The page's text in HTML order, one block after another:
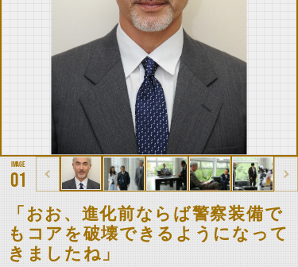
01
「おお、進化前ならば警察装備で
もコアを破壊できるようになって
きましたね」